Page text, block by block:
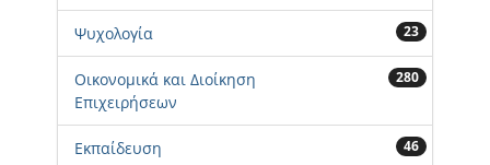
Ψυχολογία 23
Οικονομικά και Διοίκηση
Επιχειρήσεων
280
Εκπαίδευση 46